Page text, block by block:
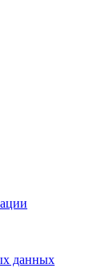
данных